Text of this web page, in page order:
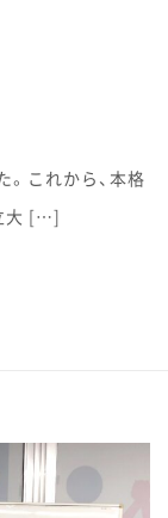
これから、本格
大 […]